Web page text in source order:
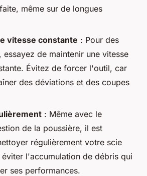
même sur de longues
vitesse constante : Pour des
essayez de maintenir une vitesse
Évitez de forcer l'outil, car
des déviations et des coupes
: Même avec le
de la poussière, il est
régulièrement votre scie
éviter l'accumulation de débris qui
ses performances.